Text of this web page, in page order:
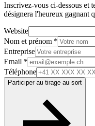
Inscrivez-vous ci-dessous et
désignera l'heureux gagnant
Website
Nom et prénom *
Entreprise
Email *
Téléphone
Participer au tirage au sort